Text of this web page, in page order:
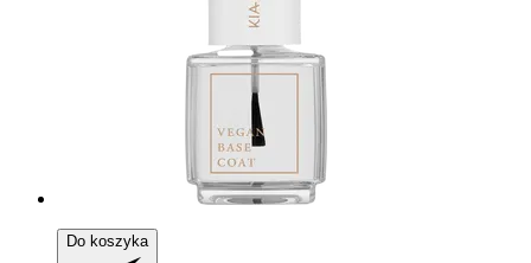
Do koszyka